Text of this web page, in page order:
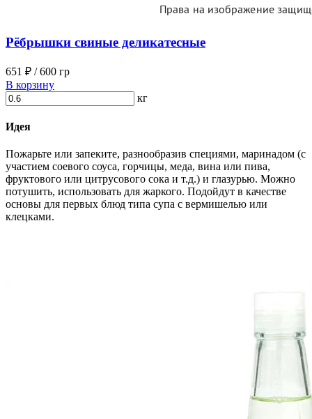
Рёбрышки свиные деликатесные
651 ₽ / 600 гр
В корзину
кг
Идея
Пожарьте или запеките, разнообразив специями, маринадом (с
участием соевого соуса, горчицы, меда, вина или пива,
фруктового или цитрусового сока и т.д.) и глазурью. Можно
потушить, использовать для жаркого. Подойдут в качестве
основы для первых блюд типа супа с вермишелью или
клецками.